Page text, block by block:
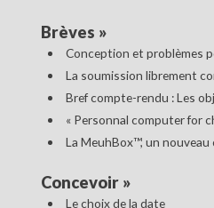
Brèves »
Conception et problèmes
La soumission librement
Bref compte-rendu : Les
« Personnal computer for
La MeuhBox™, un
Concevoir»
Le choix de la date